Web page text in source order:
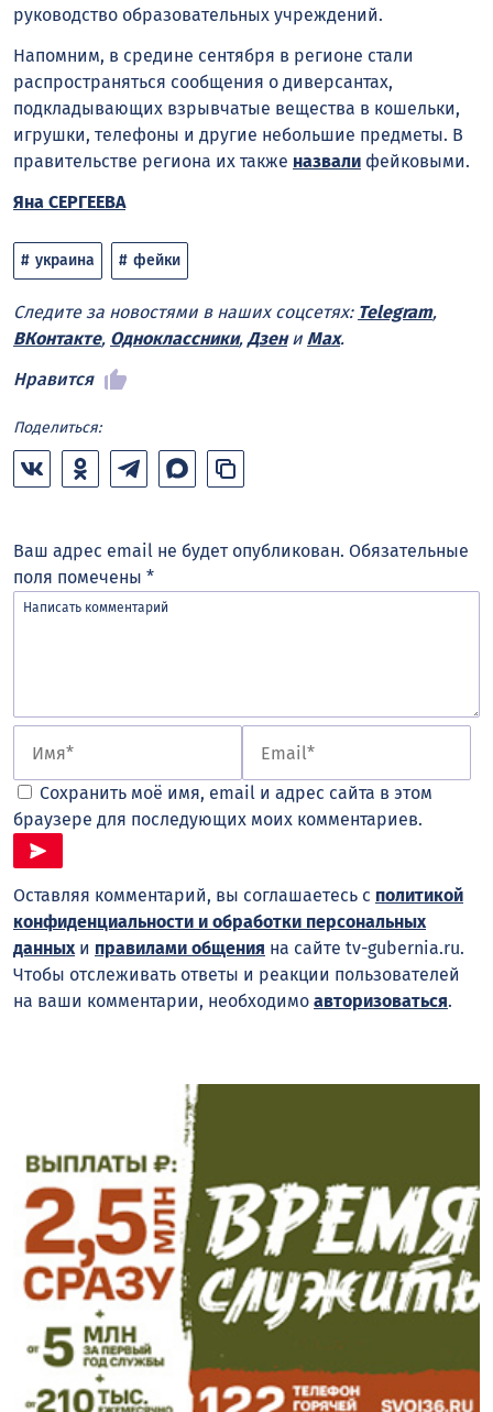
руководство образовательных учреждений.
Напомним, в средине сентября в регионе стали
распространяться сообщения о диверсантах,
подкладывающих взрывчатые вещества в кошельки,
игрушки, телефоны и другие небольшие предметы. В
правительстве региона их также назвали фейковыми.
Яна СЕРГЕЕВА
украина фейки
Следите за новостями в наших соцсетях: Telegram,
ВКонтакте, Одноклассники, Дзени Max.
Нравится
Поделиться:
Ваш адрес email не будет опубликован. Обязательные
поля помечены *
Сохранить моё имя, email и адрес сайта в этом
браузере для последующих моих комментариев.
Оставляя комментарий, вы соглашаетесь с политикой
конфиденциальности и обработки персональных
данныхи правилами общения на сайте tv-gubernia.ru.
Чтобы отслеживать ответы и реакции пользователей
на ваши комментарии, необходимо авторизоваться.